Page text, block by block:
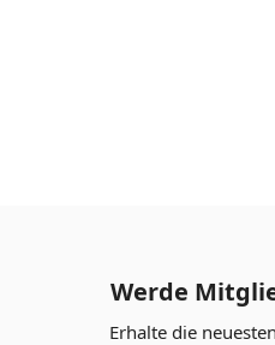
Werde
Erhalte die